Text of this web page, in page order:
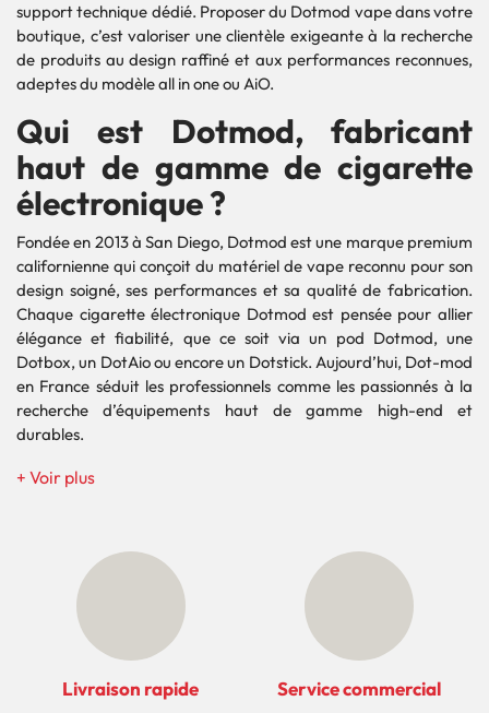
support technique dédié. Proposer du Dotmod vape dans votre
boutique, c’est valoriser une clientèle exigeante à la recherche
de produits au design raffiné et aux performances reconnues,
adeptes du modèle all in one ou AiO.
Qui est Dotmod, fabricant
haut de gamme de cigarette
électronique ?
Fondée en 2013 à San Diego, Dotmod est une marque premium
californienne qui conçoit du matériel de vape reconnu pour son
design soigné, ses performances et sa qualité de fabrication.
Chaque cigarette électronique Dotmod est pensée pour allier
élégance et fiabilité, que ce soit via un pod Dotmod, une
Dotbox, un DotAio ou encore un Dotstick. Aujourd’hui, Dot-mod
en France séduit les professionnels comme les passionnés à la
recherche d’équipements haut de gamme high-end et
durables.
Livraison rapide Service commercial